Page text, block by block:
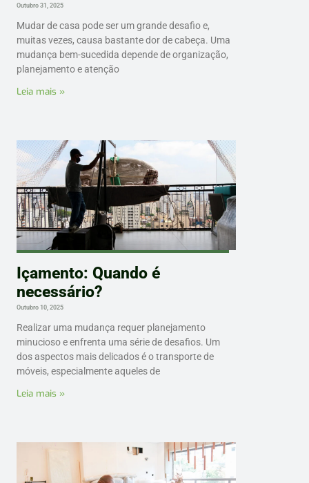
Outubro 31, 2025
Mudar de casa pode ser um grande desafio e,
muitas vezes, causa bastante dor de cabeça. Uma
mudança bem-sucedida depende de organização,
planejamento e atenção
Leia mais »
Içamento: Quando é
necessário?
Outubro 10, 2025
Realizar uma mudança requer planejamento
minucioso e enfrenta uma série de desafios. Um
dos aspectos mais delicados é o transporte de
móveis, especialmente aqueles de
Leia mais »